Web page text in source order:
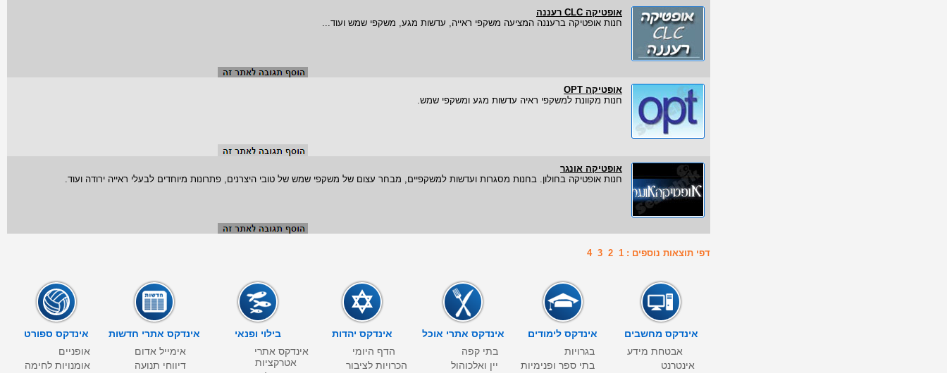
אופטיקה CLC רעננה
חנות אופטיקה ברעננה המציעה משקפי ראייה, עדשות מגע, משקפי שמש ועוד...
אופטיקה OPT
חנות מקוונת למשקפי ראיה עדשות מגע ומשקפי שמש.
אופטיקה אונגר
חנות אופטיקה בחולון. בחנות מסגרות ועדשות למשקפיים, מבחר עצום של משקפי שמש של טובי היצרנים, פתרונות מיוחדים לבעלי ראייה ירודה ועוד.
דפי תוצאות נוספים : 1 4